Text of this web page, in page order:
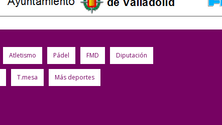
Atletismo Pádel FMD Diputación
T.mesa Más deportes